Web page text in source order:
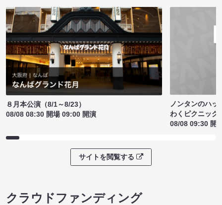
８月本公演（8/1～8/23）
08/08 08:30 開場 09:00 開演
ノンタンのハッ
わくピクニック
08/08 09:30 開
サイトを閲覧する
クラウドファンディング